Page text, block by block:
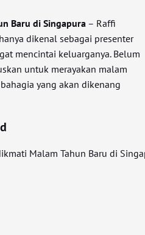
Baru di Singapura – Raffi
dikenal sebagai presenter
mencintai keluarganya. Belum
untuk merayakan malam
yang akan dikenang